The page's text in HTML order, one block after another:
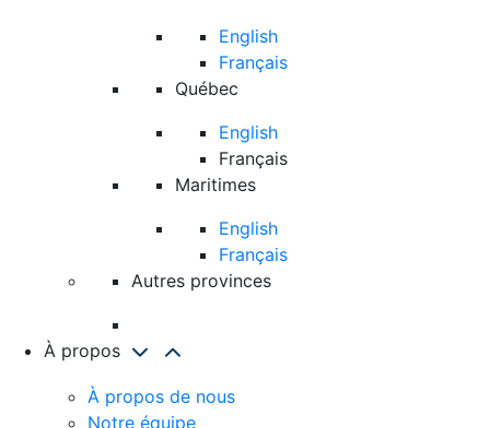
English
Français
Québec
English
Français
Maritimes
English
Français
Autres provinces
À propos
À propos de nous
Notre équipe